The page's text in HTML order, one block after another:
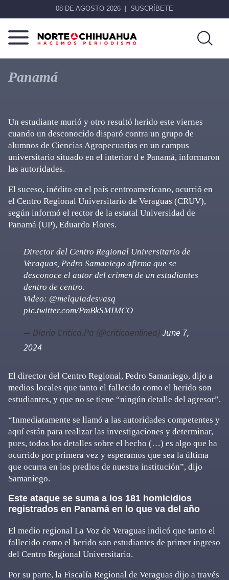
08 DE AGOSTO 2026 SUSCRÍBETE
Norte
Chihuahua
Más
que
noticias,
Panamá
Un estudiante murió y otro resultó herido este viernes
cuando un desconocido disparó contra un grupo de
alumnos de Ciencias Agropecuarias en un campus
universitario situado en el interior d e Panamá, informaron
las autoridades.
El suceso, inédito en el país centroamericano, ocurrió en
el Centro Regional Universitario de Veraguas (CRUV),
según informó el rector de la estatal Universidad de
Panamá (UP), Eduardo Flores.
Director del Centro Regional Universitario de
Veraguas, Pedro Samaniego afirma que se
desconoce el autor del crimen de un estudiantes
dentro de centro.
Video: @melquiadesvasq
pic.twitter.com/PmBkSMIMCO
— Diario Critica.Pa (@criticaenlinea) June 7,
2024
El director del Centro Regional, Pedro Samaniego, dijo a
medios locales que tanto el fallecido como el herido son
estudiantes, y que no se tiene “ningún detalle del agresor”.
“Inmediatamente se llamó a las autoridades competentes y
aquí están para realizar las investigaciones y determinar,
pues, todos los detalles sobre el hecho (…) es algo que ha
ocurrido por primera vez y esperamos que sea la última
que ocurra en los predios de nuestra institución”, dijo
Samaniego.
Este ataque se suma a los 181 homicidios
registrados en Panamá en lo que va del año
El medio regional La Voz de Veraguas indicó que tanto el
fallecido como el herido son estudiantes de primer ingreso
del Centro Regional Universitario.
Por su parte, la Fiscalía Regional de Veraguas dijo a través